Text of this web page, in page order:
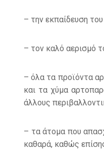
– την εκπαίδευση
– τον καλό αερισμό
– όλα τα προϊόντα
και τα χύμα
άλλους
– τα άτομα που
καθαρά, καθώς